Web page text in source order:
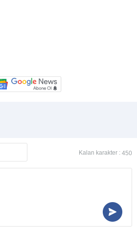
Kalan karakter : 450